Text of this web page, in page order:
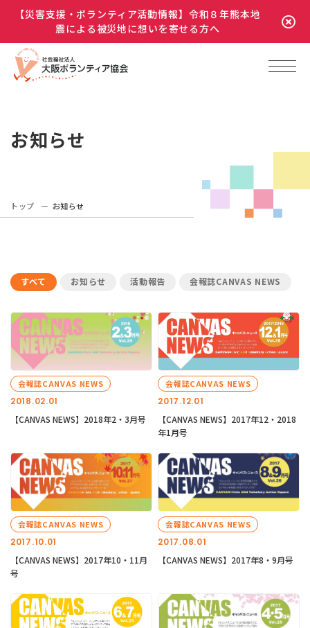
【災害支援・ボランティア活動情報】令和８年熊本地
震による被災地に想いを寄せる方へ
お知らせ
トップ お知らせ
すべて お知らせ 活動報告 会報誌CANVAS NEWS
2018.02.01
会報誌CANVAS NEWS
【CANVAS NEWS】2018年2・3月号
2017.12.01
会報誌CANVAS NEWS
【CANVAS NEWS】2017年12・2018
年1月号
2017.10.01
会報誌CANVAS NEWS
【CANVAS NEWS】2017年10・11月
号
2017.08.01
会報誌CANVAS NEWS
【CANVAS NEWS】2017年8・9月号